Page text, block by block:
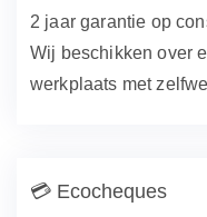
2 jaar garantie op
Wij beschikken over
werkplaats met
💳 Ecocheques